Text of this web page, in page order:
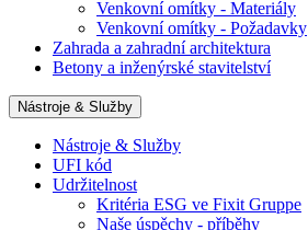
Venkovní omítky - Materiály
Venkovní omítky - Požadavky
Zahrada a zahradní architektura
Betony a inženýrské stavitelství
Nástroje & Služby
Nástroje & Služby
UFI kód
Udržitelnost
Kritéria ESG ve Fixit Gruppe
Naše úspěchy - příběhy